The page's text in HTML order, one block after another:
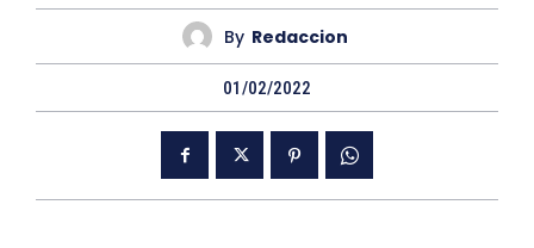
By Redaccion
01/02/2022